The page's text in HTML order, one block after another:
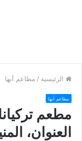
الرئيسية / مطاعم أبها
مطاعم أبها
العنوان،